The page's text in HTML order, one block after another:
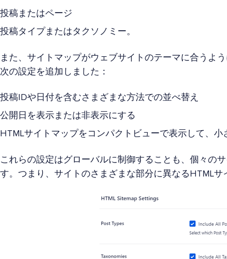
投稿またはページ
投稿タイプまたはタクソノミー。
また、サイトマップがウェブサイトのテーマに合うよ
次の設定を追加しました：
投稿IDや日付を含むさまざまな方法での並べ替え
公開日を表示または非表示にする
HTMLサイトマップをコンパクトビューで表示して、小
これらの設定はグローバルに制御することも、個々の
す。つまり、サイトのさまざまな部分に異なるHTMLサ